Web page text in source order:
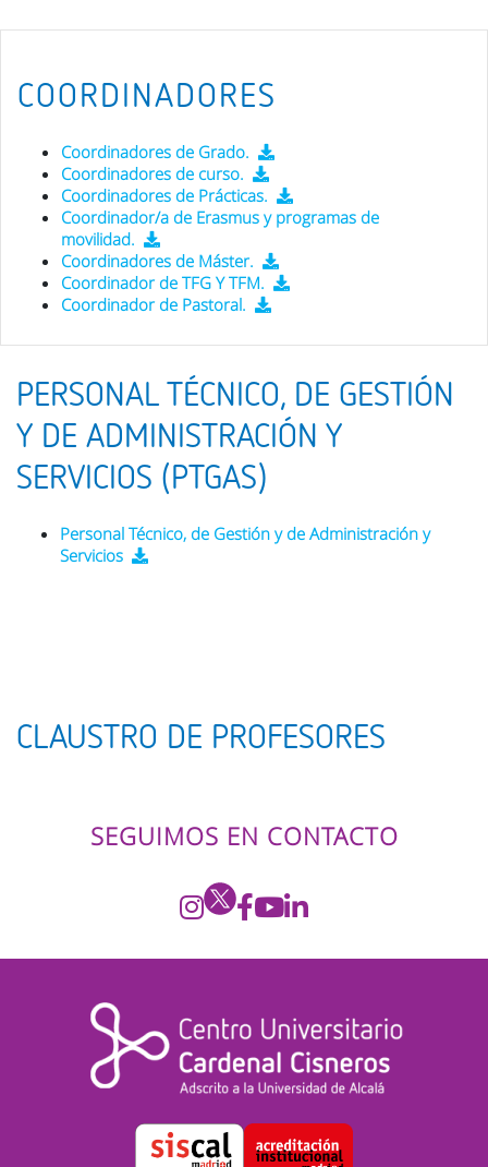
COORDINADORES
Coordinadores de Grado.
Coordinadores de curso.
Coordinadores de Prácticas.
Coordinador/a de Erasmus y programas de
movilidad.
Coordinadores de Máster.
Coordinador de TFG Y TFM.
Coordinador de Pastoral.
PERSONAL TÉCNICO, DE GESTIÓN
Y DE ADMINISTRACIÓN Y
SERVICIOS (PTGAS)
Personal Técnico, de Gestión y de Administración y
Servicios
CLAUSTRO DE PROFESORES
SEGUIMOS EN CONTACTO